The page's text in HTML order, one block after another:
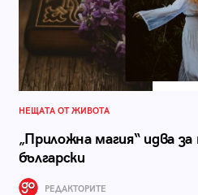
НЕЩАТА ОТ ЖИВОТА
„Приложна магия“ идва
български
РЕДАКТОРИТЕ